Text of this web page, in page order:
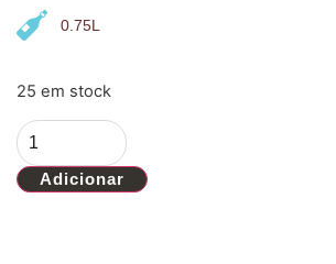
0.75L
25 em stock
Adicionar